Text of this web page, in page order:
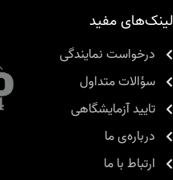
لینک‌های مفید
درخواست نمایندگی
سؤالات متداول
تایید آزمایشگاهی
درباره‌ی ما
ارتباط با ما